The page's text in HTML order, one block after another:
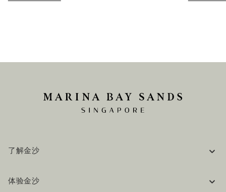
了解金沙
工作机会
体验金沙